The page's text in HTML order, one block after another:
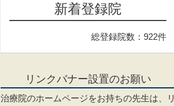
新着登録院
総登録院数：922件
リンクバナー設置のお願い
治療院のホームページをお持ちの先生は、リ